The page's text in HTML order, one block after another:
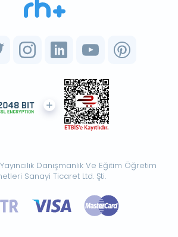
Danışmanlık Ve Eğitim Öğretim
Sanayi Ticaret Ltd. Şti.